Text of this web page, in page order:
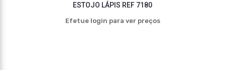
ESTOJO LÁPIS REF 7180
Efetue login para ver preços